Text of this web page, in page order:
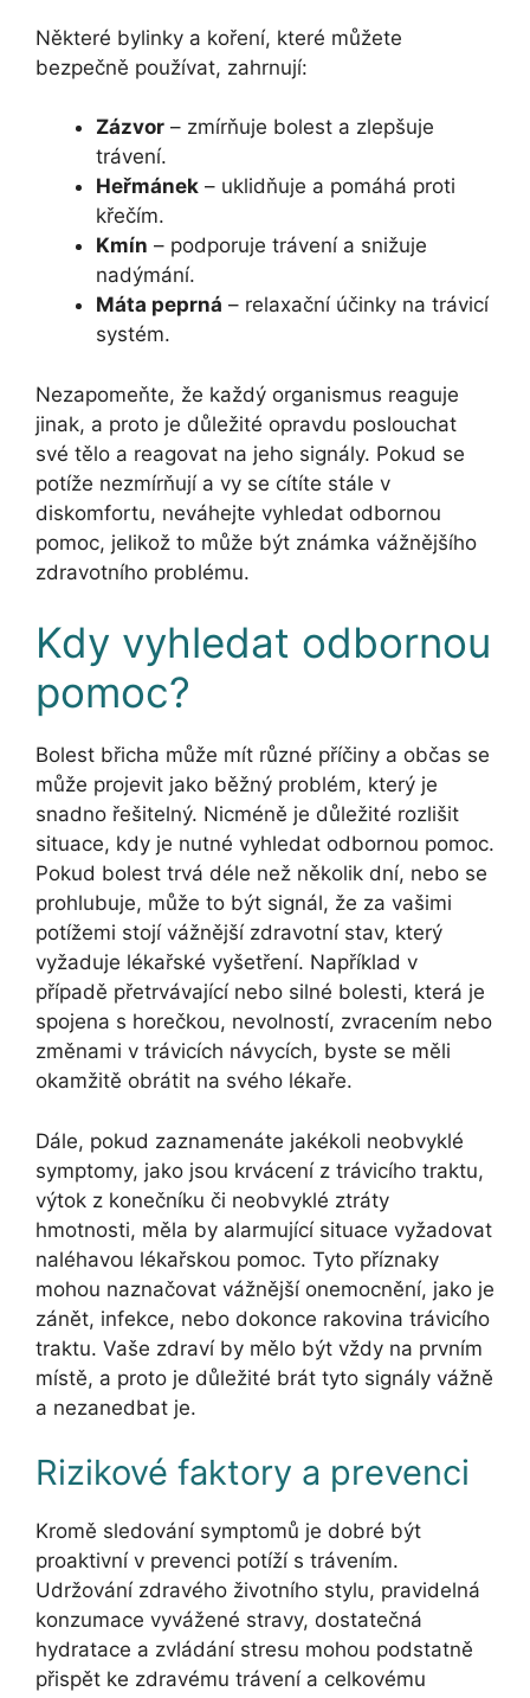
Některé bylinky a koření, které můžete
bezpečně používat, zahrnují:
Zázvor – zmírňuje bolest a zlepšuje
trávení.
Heřmánek – uklidňuje a pomáhá proti
křečím.
Kmín – podporuje trávení a snižuje
nadýmání.
Máta peprná – relaxační účinky na trávicí
systém.
Nezapomeňte, že každý organismus reaguje
jinak, a proto je důležité opravdu poslouchat
své tělo a reagovat na jeho signály. Pokud se
potíže nezmírňují a vy se cítíte stále v
diskomfortu, neváhejte vyhledat odbornou
pomoc, jelikož to může být známka vážnějšího
zdravotního problému.
Kdy vyhledat odbornou
pomoc?
Bolest břicha může mít různé příčiny a občas se
může projevit jako běžný problém, který je
snadno řešitelný. Nicméně je důležité rozlišit
situace, kdy je nutné vyhledat odbornou pomoc.
Pokud bolest trvá déle než několik dní, nebo se
prohlubuje, může to být signál, že za vašimi
potížemi stojí vážnější zdravotní stav, který
vyžaduje lékařské vyšetření. Například v
případě přetrvávající nebo silné bolesti, která je
spojena s horečkou, nevolností, zvracením nebo
změnami v trávicích návycích, byste se měli
okamžitě obrátit na svého lékaře.
Dále, pokud zaznamenáte jakékoli neobvyklé
symptomy, jako jsou krvácení z trávicího traktu,
výtok z konečníku či neobvyklé ztráty
hmotnosti, měla by alarmující situace vyžadovat
naléhavou lékařskou pomoc. Tyto příznaky
mohou naznačovat vážnější onemocnění, jako je
zánět, infekce, nebo dokonce rakovina trávicího
traktu. Vaše zdraví by mělo být vždy na prvním
místě, a proto je důležité brát tyto signály vážně
a nezanedbat je.
Rizikové faktory a prevenci
Kromě sledování symptomů je dobré být
proaktivní v prevenci potíží s trávením.
Udržování zdravého životního stylu, pravidelná
konzumace vyvážené stravy, dostatečná
hydratace a zvládání stresu mohou podstatně
přispět ke zdravému trávení a celkovému